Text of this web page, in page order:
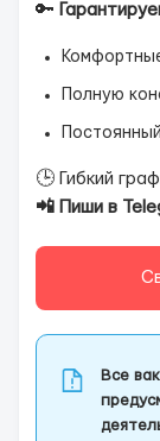
🔑
Полную
🕒 Гибкий
📲 Пиши в
Все